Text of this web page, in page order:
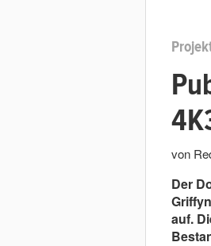
von
Der
auf.